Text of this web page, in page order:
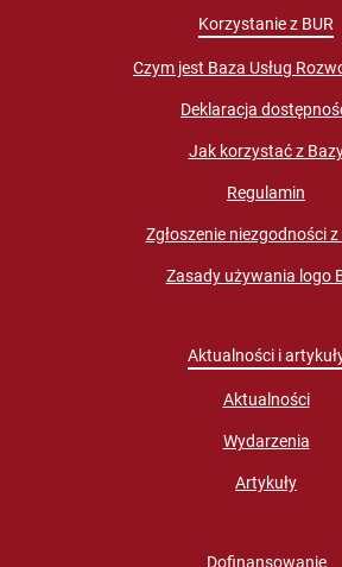
Korzystanie z BUR
Czym jest Baza Usług
Deklaracja
Jak korzystać z
Regulamin
Zgłoszenie niezgodności z
Zasady używania logo
Aktualności i
Aktualności
Wydarzenia
Artykuły
Dofinansowanie